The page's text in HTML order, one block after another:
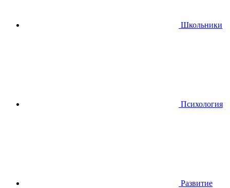
Школьники
Психология
Развитие